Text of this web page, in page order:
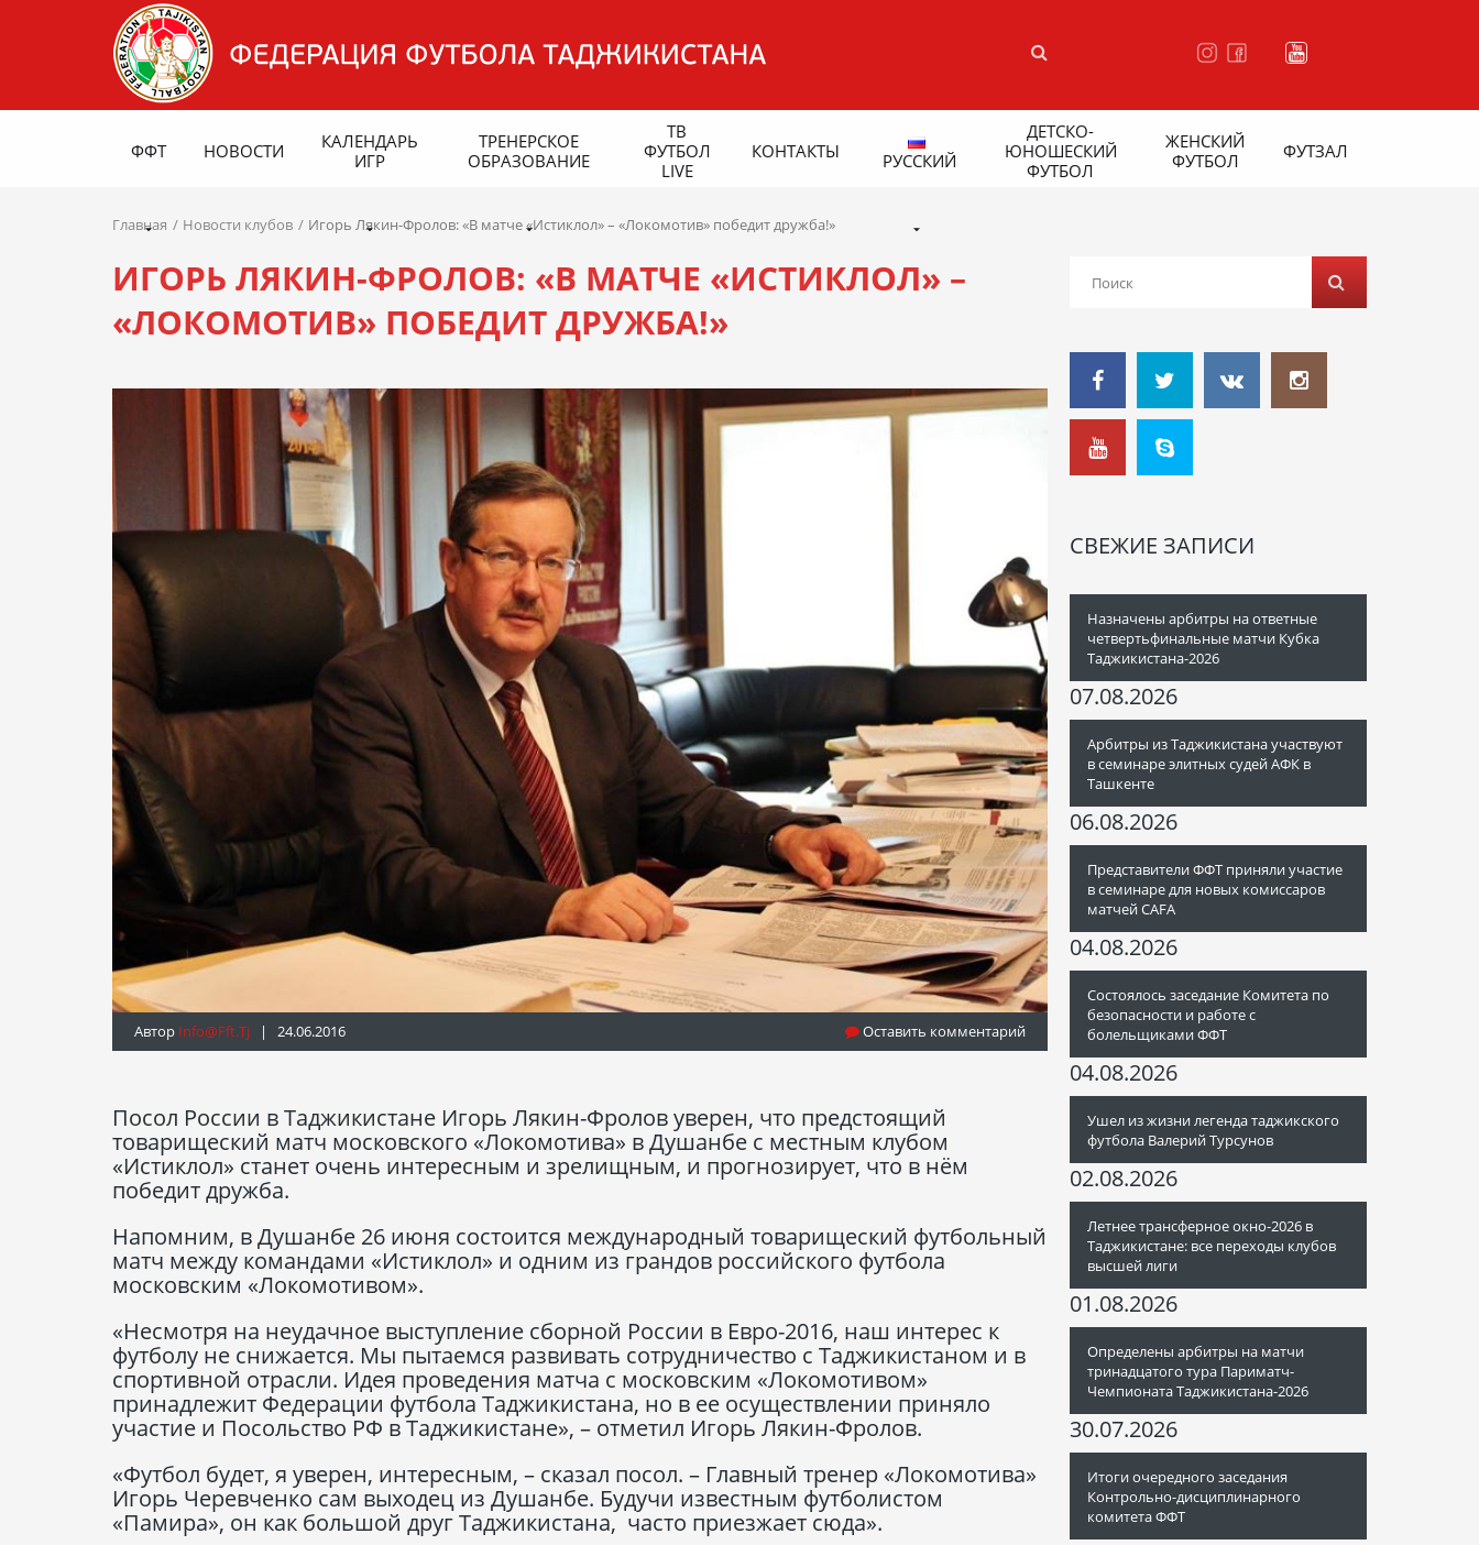
ФФТ НОВОСТИ
КАЛЕНДАРЬ
ИГР
ТРЕНЕРСКОЕ
ОБРАЗОВАНИЕ
ТВ
ФУТБОЛ
LIVE
КОНТАКТЫ РУССКИЙ
ДЕТСКО-
ЮНОШЕСКИЙ
ФУТБОЛ
ЖЕНСКИЙ
ФУТБОЛ
ФУТЗАЛ
Главная Новости клубов Игорь Лякин-Фролов: «В матче «Истиклол» – «Локомотив» победит дружба!»
ИГОРЬ ЛЯКИН-ФРОЛОВ: «В МАТЧЕ «ИСТИКЛОЛ» –
«ЛОКОМОТИВ» ПОБЕДИТ ДРУЖБА!»
Автор Info@fft.tj | 24.06.2016 Оставить комментарий
Посол России в Таджикистане Игорь Лякин-Фролов уверен, что предстоящий
товарищеский матч московского «Локомотива» в Душанбе с местным клубом
«Истиклол» станет очень интересным и зрелищным, и прогнозирует, что в нём
победит дружба.
Напомним, в Душанбе 26 июня состоится международный товарищеский футбольный
матч между командами «Истиклол» и одним из грандов российского футбола
московским «Локомотивом».
«Несмотря на неудачное выступление сборной России в Евро-2016, наш интерес к
футболу не снижается. Мы пытаемся развивать сотрудничество с Таджикистаном и в
спортивной отрасли. Идея проведения матча с московским «Локомотивом»
принадлежит Федерации футбола Таджикистана, но в ее осуществлении приняло
участие и Посольство РФ в Таджикистане», – отметил Игорь Лякин-Фролов.
«Футбол будет, я уверен, интересным, – сказал посол. – Главный тренер «Локомотива»
Игорь Черевченко сам выходец из Душанбе. Будучи известным футболистом
«Памира», он как большой друг Таджикистана, часто приезжает сюда».
СВЕЖИЕ ЗАПИСИ
Назначены арбитры на ответные
четвертьфинальные матчи Кубка
Таджикистана-2026
07.08.2026
Арбитры из Таджикистана участвуют
в семинаре элитных судей АФК в
Ташкенте
06.08.2026
Представители ФФТ приняли участие
в семинаре для новых комиссаров
матчей CAFA
04.08.2026
Состоялось заседание Комитета по
безопасности и работе с
болельщиками ФФТ
04.08.2026
Ушел из жизни легенда таджикского
футбола Валерий Турсунов
02.08.2026
Летнее трансферное окно-2026 в
Таджикистане: все переходы клубов
высшей лиги
01.08.2026
Определены арбитры на матчи
тринадцатого тура Париматч-
Чемпионата Таджикистана-2026
30.07.2026
Итоги очередного заседания
Контрольно-дисциплинарного
комитета ФФТ